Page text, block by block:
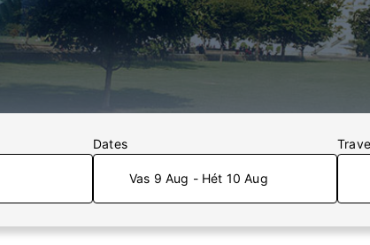
Dates
Vas 9 Aug - Hét 10 Aug